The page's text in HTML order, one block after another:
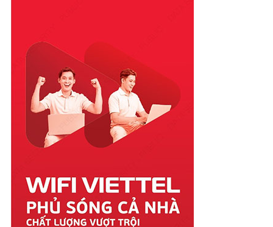
Quảng Ngãi
Quảng Ninh
Quảng Trị
Sóc Trăng
Sơn La
Tây Ninh
Thái Bình
Thái Nguyên
Thừa Thiên Huế
Tiền Giang
Trà Vinh
Tuyên Quang